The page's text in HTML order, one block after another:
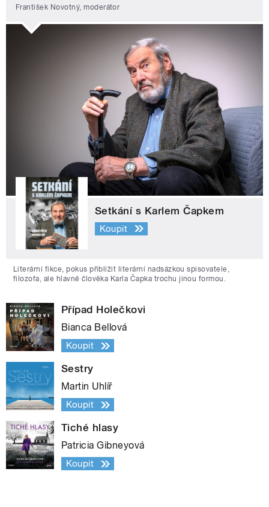
František Novotný, moderátor
Setkání s Karlem Čapkem
Koupit
Literární fikce, pokus přiblížit literární nadsázkou spisovatele,
filozofa, ale hlavně člověka Karla Čapka trochu jinou formou.
Případ Holečkovi
Bianca Bellová
Koupit
Sestry
Martin Uhlíř
Koupit
Tiché hlasy
Patricia Gibneyová
Koupit